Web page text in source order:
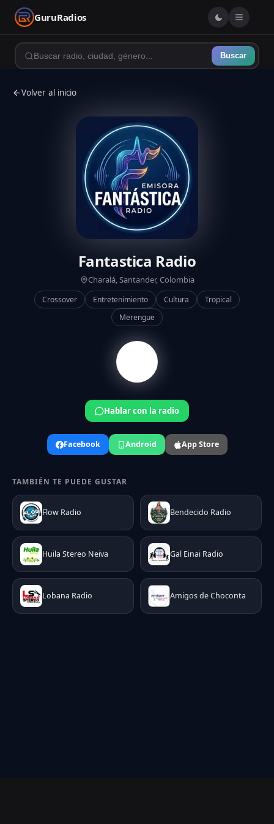
GuruRadios
Buscar
Volver al inicio
Fantastica Radio
Charalá, Santander, Colombia
Crossover Entretenimiento Cultura
Tropical
Merengue
Hablar con la radio
Facebook Android App Store
TAMBIÉN TE PUEDE GUSTAR
Flow Radio Bendecido Radio
Huila Stereo Neiva Gal Einai Radio
Lobana Radio Amigos de Choconta